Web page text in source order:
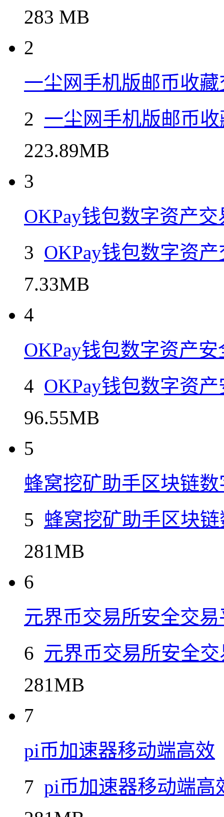
283 MB
2
一尘网手机版邮币收
2 一尘网手机版邮币
223.89MB
3
OKPay钱包数字资产
3 OKPay钱包数字资
7.33MB
4
OKPay钱包数字资产
4 OKPay钱包数字资
96.55MB
5
蜂窝挖矿助手区块链
5 蜂窝挖矿助手区块
281MB
6
元界币交易所安全交
6 元界币交易所安全
281MB
7
pi币加速器移动端高效
7 pi币加速器移动端高